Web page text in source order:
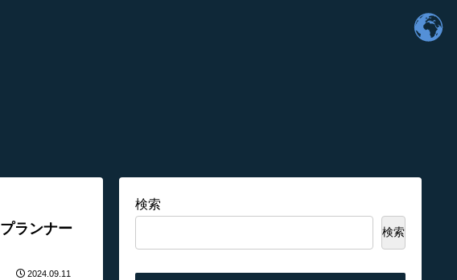
ランナー
2024.09.11
検索
検索